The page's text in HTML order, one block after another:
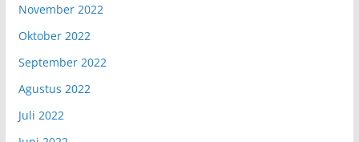
November 2022
Oktober 2022
September 2022
Agustus 2022
Juli 2022